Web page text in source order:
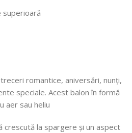
superioară
romantice, aniversări, nunți,
speciale. Acest balon în formă
aer sau heliu
crescută la spargere și un aspect